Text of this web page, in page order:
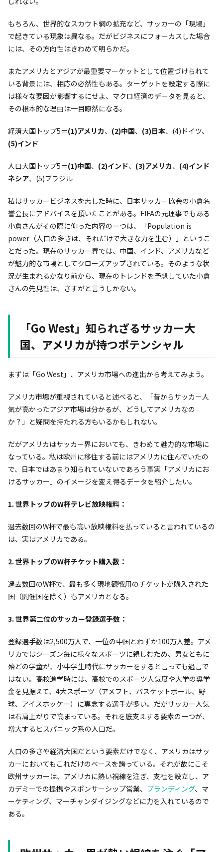
もちろん、世界的なスカウト網の拡充など、サッカーの「現場」
で起きている現象は異なる。だがビジネスにフォーカスした場合
には、その方向性はきわめて明らかだ。
またアメリカとアジアが最重要マーケットとして位置づけられて
いる背景には、相応の必然性もある。ターゲットを設定する際に
は様々な要因が影響するにせよ、マクロ経済のデータを見ると、
その根本的な理由は一目瞭然になる。
経済大国トップ5＝(1)アメリカ、 (2)中国、 (3)日本、(4)ドイツ、
(5)インド
人口大国トップ5＝(1)中国、 (2)インド、 (3)アメリカ、 (4)インド
ネシア、(5)ブラジル
私はサッカービジネスを志した時に、日本サッカー協会の小倉名
誉会長にアドバイスを頂いたことがある。FIFAの元理事でもある
小倉さんがその際に仰った内容の一つは、「Population is
power（人口の多さは、それだけで大きな力を生む）」というこ
とだった。現在のサッカー界では、中国、インド、アメリカなど
が魅力的な市場としてクローズアップされている。そのような状
況が生まれるかなり前から、現在のトレンドを予想していた小倉
さんの先見性は、さすがと言うしかない。
「Go West」知られざるサッカー大
国、アメリカが持つポテンシャル
まずは「Go West」、アメリカ市場への進出から考えてみよう。
アメリカ市場が重視されていると述べると、「昔からサッカー人
気が高かったアジア市場は分かるが、どうしてアメリカなの
か？」と疑問を持たれる方もいるかもしれない。
だがアメリカはサッカー界においても、きわめて魅力的な市場に
なっている。私は欧州に移住する前にはアメリカに住んでいたの
で、日本ではあまり知られていないであろう事実――「アメリカにお
けるサッカー」のイメージを変え得るデータを紹介したい。
1. 世界トップのW杯テレビ放映権料：
過去数回のW杯で最も高い放映権料を払っていると言われているの
は、実はアメリカである。
2. 世界トップのW杯チケット購入数：
過去数回のW杯で、最も多く現地観戦用のチケットが購入された
国（開催国を除く）もアメリカとなる。
3. 世界第二位のサッカー登録選手数：
登録選手数は2,500万人で、一位の中国とわずか100万人差。アメ
リカではシーズン毎に様々なスポーツに親しむため、男女ともに
殆どの学童が、小中学生時代にサッカーをすると言っても過言で
はない。高校進学時には、高校でのスポーツ人気度や大学の奨学
金を見据えて、4大スポーツ（アメフト、バスケットボール、野
球、アイスホッケー）に専念する選手が多い。だがサッカー人気
は右肩上がりで高まっている。それを底支えする要素の一つが、
増大するヒスパニック系の人口だ。
人口の多さや経済大国だという要素だけでなく、アメリカはサッ
カーにおいてもこれだけのベースを誇っている。それが故にこそ
欧州サッカーは、アメリカに熱い視線を注ぎ、支社を設立し、ア
カデミーでの提携やスポンサーシップ営業、 ブランディング、マ
ーケティング、マーチャンダイジングなどに力を入れているので
ある。